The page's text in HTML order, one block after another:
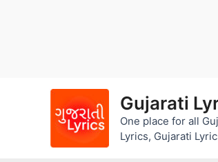
Gujarati
One place for all
Lyrics, Gujarati